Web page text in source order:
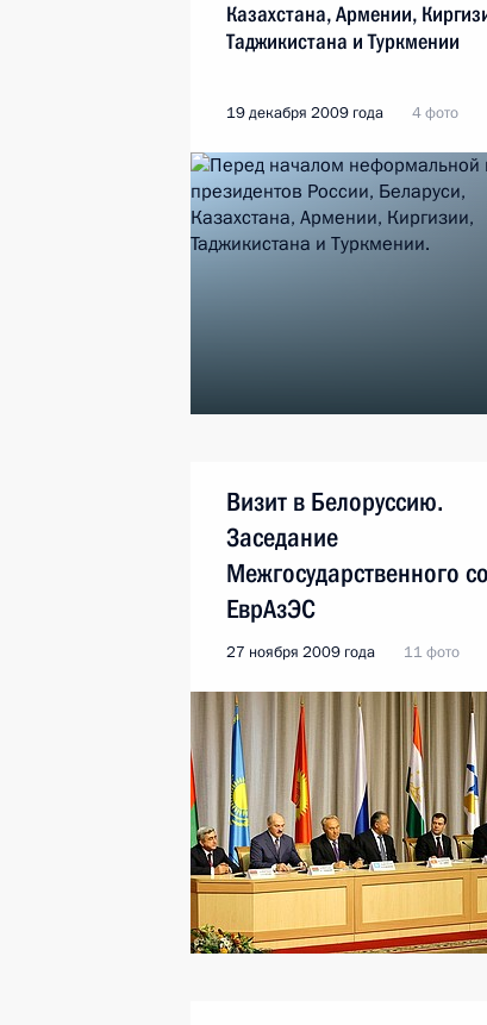
Казахстана, Армении,
Таджикистана и Туркмении
19 декабря 2009 года 4 фото
Визит в Белоруссию.
Заседание
Межгосударственного
ЕврАзЭС
27 ноября 2009 года 11 фото